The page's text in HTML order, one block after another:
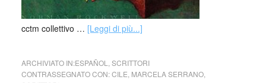
cctm collettivo … [Leggi di più...]
ARCHIVIATO IN:ESPAÑOL
SCRITTORI
CONTRASSEGNATO CON:CILE MARCELA SERRANO,